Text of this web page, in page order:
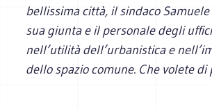
bellissima città, il sindaco
sua giunta e il personale degli
nell’utilità dell’urbanistica e
dello spazio comune. Che volete di